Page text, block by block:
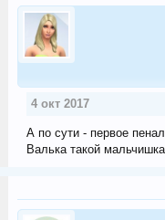
4 окт 2017
А по сути - первое
Валька такой